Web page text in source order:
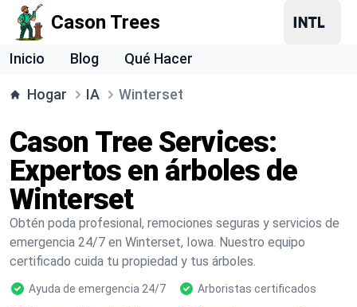
Cason Trees
Inicio Blog Qué Hacer
Hogar IA Winterset
Cason Tree Services:
Expertos en árboles de
Winterset
Obtén poda profesional, remociones seguras y servicios de
emergencia 24/7 en Winterset, Iowa. Nuestro equipo
certificado cuida tu propiedad y tus árboles.
Ayuda de emergencia 24/7
Arboristas certificados